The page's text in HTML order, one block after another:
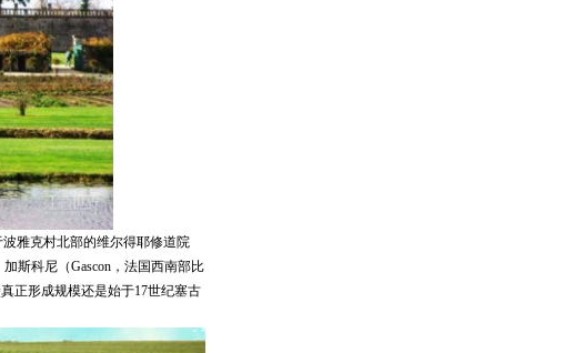
雅克村北部的维尔得耶修道院
斯科尼（Gascon，法国西南部比
正形成规模还是始于17世纪塞古